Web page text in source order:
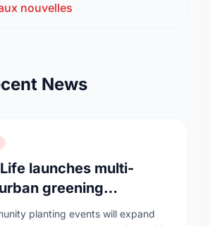
nouvelles
News
launches multi-
greening
to help cool Canadian
planting events will expand